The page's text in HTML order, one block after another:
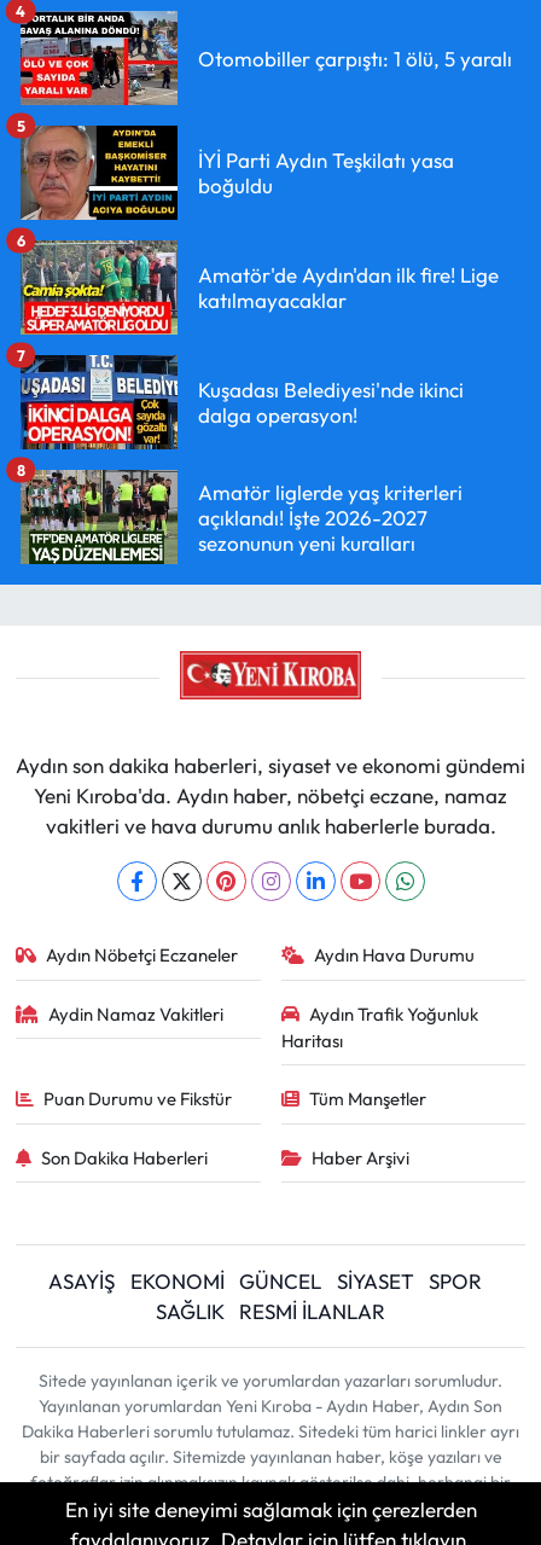
Otomobiller çarpıştı: 1 ölü, 5 yaralı
4
İYİ Parti Aydın Teşkilatı yasa
boğuldu
5
Amatör'de Aydın'dan ilk fire! Lige
katılmayacaklar
6
Kuşadası Belediyesi'nde ikinci
dalga operasyon!
7
Amatör liglerde yaş kriterleri
açıklandı! İşte 2026-2027
sezonunun yeni kuralları
8
Aydın son dakika haberleri, siyaset ve ekonomi gündemi
Yeni Kıroba'da. Aydın haber, nöbetçi eczane, namaz
vakitleri ve hava durumu anlık haberlerle burada.
Aydın Nöbetçi Eczaneler Aydın Hava Durumu
Aydin Namaz Vakitleri
Aydın Trafik Yoğunluk
Haritası
Puan Durumu ve Fikstür Tüm Manşetler
Son Dakika Haberleri Haber Arşivi
ASAYİŞ EKONOMİ GÜNCEL SİYASET
SPOR
SAĞLIK
RESMİ İLANLAR
Sitede yayınlanan içerik ve yorumlardan yazarları sorumludur.
Yayınlanan yorumlardan Yeni Kıroba - Aydın Haber, Aydın Son
Dakika Haberleri sorumlu tutulamaz. Sitedeki tüm harici linkler ayrı
bir sayfada açılır. Sitemizde yayınlanan haber, köşe yazıları ve
fotoğraflar izin alınmaksızın kaynak gösterilse dahi, herhangi bir
ortamda kullanılamaz ve yayınlanamaz
En iyi site deneyimi sağlamak için çerezlerden
faydalanıyoruz. Detaylar için lütfen tıklayın.